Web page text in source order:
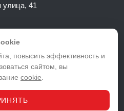
улица, 41
ПОЛЬЗОВАТЕЛЬСКОЕ СОГЛАШЕНИЕ
повысить эффективность и
сайтом, вы
cookie